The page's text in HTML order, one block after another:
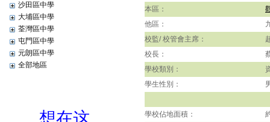
沙田區中學
大埔區中學
荃灣區中學
屯門區中學
元朗區中學
全部地區
本區：
他區：
校監/ 校管會主席：
校長：
學校類別：
學生性別：
學校佔地面積：